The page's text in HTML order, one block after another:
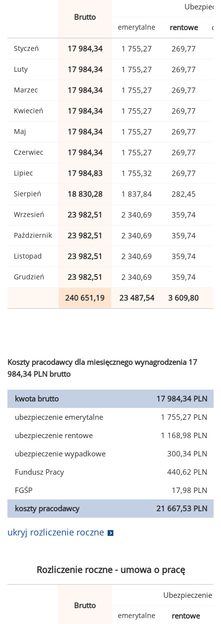
Brutto
emerytalne rentowe
Styczeń 17 984,34 1 755,27 269,77
Luty 17 984,34 1 755,27 269,77
Marzec 17 984,34 1 755,27 269,77
Kwiecień 17 984,34 1 755,27 269,77
Maj 17 984,34 1 755,27 269,77
Czerwiec 17 984,34 1 755,27 269,77
Lipiec 17 984,83 1 755,32 269,77
Sierpień 18 830,28 1 837,84 282,45
Wrzesień 23 982,51 2 340,69 359,74
Październik 23 982,51 2 340,69 359,74
Listopad 23 982,51 2 340,69 359,74
Grudzień 23 982,51 2 340,69 359,74
240 651,19 23 487,54 3 609,80
Koszty pracodawcy dla miesięcznego wynagrodzenia 17
984,34 PLN brutto
kwota brutto
17 984,34 PLN
ubezpieczenie emerytalne
1 755,27 PLN
ubezpieczenie rentowe
1 168,98 PLN
ubezpieczenie wypadkowe
300,34 PLN
Fundusz Pracy
440,62 PLN
FGŚP
17,98 PLN
koszty pracodawcy
21 667,53 PLN
ukryj rozliczenie roczne
Rozliczenie roczne - umowa o pracę
Brutto
Ubezpieczenie
emerytalne rentowe